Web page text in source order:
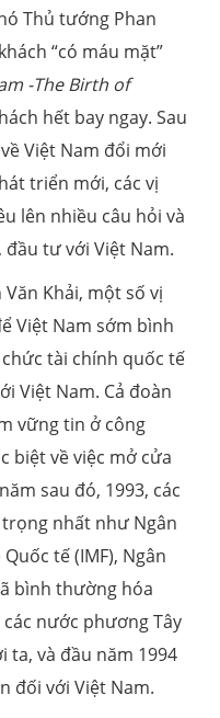
Thủ tướng Phan
“có máu mặt”
-The Birth of
hết bay ngay. Sau
Việt Nam đổi mới
triển mới, các vị
lên nhiều câu hỏi và
tư với Việt Nam.
Khải, một số vị
Việt Nam sớm bình
tài chính quốc tế
Việt Nam. Cả đoàn
vững tin ở công
biệt về việc mở cửa
sau đó, 1993, các
nhất như Ngân
tế (IMF), Ngân
bình thường hóa
nước phương Tây
và đầu năm 1994
đối với Việt Nam.